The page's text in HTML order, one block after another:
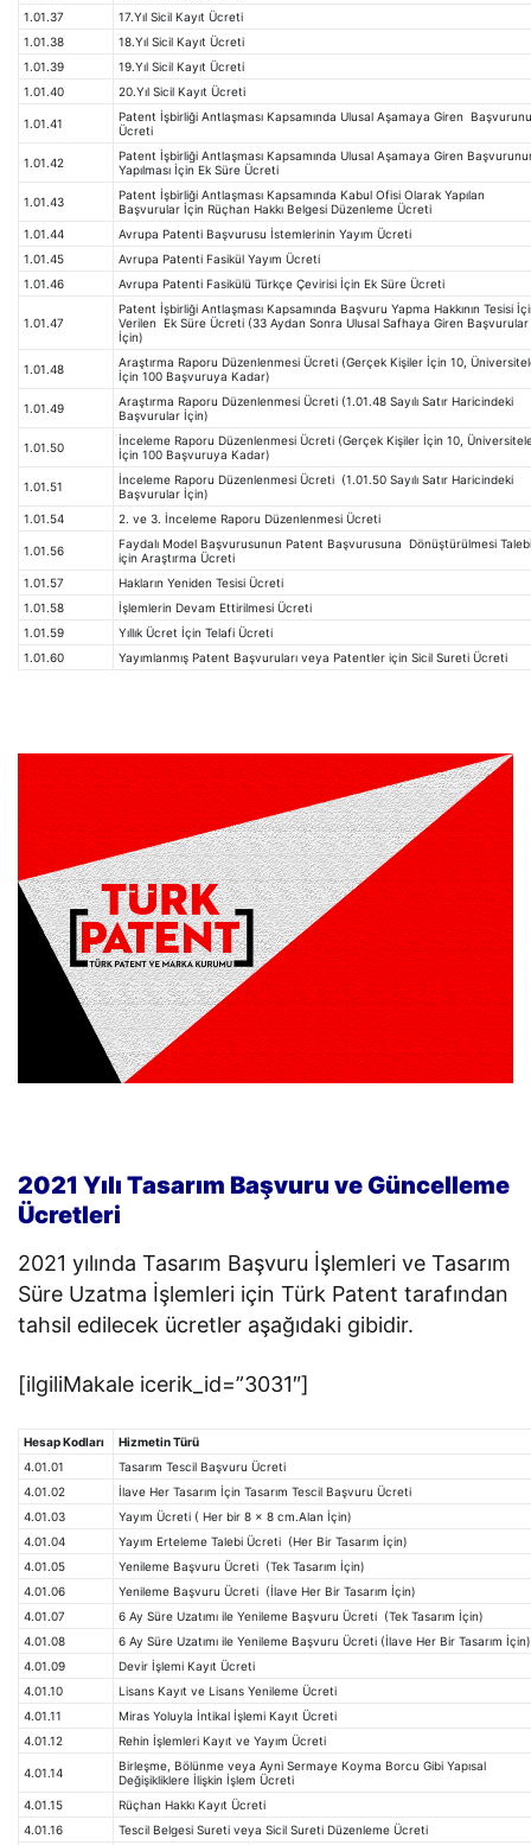
1.01.37
17.Yıl Sicil Kayıt Ücreti
1.01.38
18.Yıl Sicil Kayıt Ücreti
1.01.39
19.Yıl Sicil Kayıt Ücreti
1.01.40
20.Yıl Sicil Kayıt Ücreti
1.01.41
Patent İşbirliği Antlaşması Kapsamında Ulusal Aşamaya Giren
Ücreti
1.01.42
Patent İşbirliği Antlaşması Kapsamında Ulusal Aşamaya Giren
Yapılması İçin Ek Süre Ücreti
1.01.43
Patent İşbirliği Antlaşması Kapsamında Kabul Ofisi Olarak Yapılan
Başvurular İçin Rüçhan Hakkı Belgesi Düzenleme Ücreti
1.01.44
Avrupa Patenti Başvurusu İstemlerinin Yayım Ücreti
1.01.45
Avrupa Patenti Fasikül Yayım Ücreti
1.01.46
Avrupa Patenti Fasikülü Türkçe Çevirisi İçin Ek Süre Ücreti
1.01.47
Patent İşbirliği Antlaşması Kapsamında Başvuru Yapma Hakkının Tesisi
Verilen Ek Süre Ücreti (33 Aydan Sonra Ulusal Safhaya Giren Başvurular
İçin)
1.01.48
Araştırma Raporu Düzenlenmesi Ücreti (Gerçek Kişiler İçin 10,
İçin 100 Başvuruya Kadar)
1.01.49
Araştırma Raporu Düzenlenmesi Ücreti (1.01.48 Sayılı Satır Haricindeki
Başvurular İçin)
1.01.50
İnceleme Raporu Düzenlenmesi Ücreti (Gerçek Kişiler İçin 10,
İçin 100 Başvuruya Kadar)
1.01.51
İnceleme Raporu Düzenlenmesi Ücreti (1.01.50 Sayılı Satır Haricindeki
Başvurular İçin)
1.01.54
2. ve 3. İnceleme Raporu Düzenlenmesi Ücreti
1.01.56
Faydalı Model Başvurusunun Patent Başvurusuna Dönüştürülmesi Talebi
için Araştırma Ücreti
1.01.57
Hakların Yeniden Tesisi Ücreti
1.01.58
İşlemlerin Devam Ettirilmesi Ücreti
1.01.59
Yıllık Ücret İçin Telafi Ücreti
1.01.60
Yayımlanmış Patent Başvuruları veya Patentler için Sicil Sureti Ücreti
2021 Yılı Tasarım Başvuru ve Güncelleme
Ücretleri
2021 yılında Tasarım Başvuru İşlemleri ve Tasarım
Süre Uzatma İşlemleri için Türk Patent tarafından
tahsil edilecek ücretler aşağıdaki gibidir.
[ilgiliMakale icerik_id=”3031″]
Hesap Kodları
Hizmetin Türü
4.01.01
Tasarım Tescil Başvuru Ücreti
4.01.02
İlave Her Tasarım İçin Tasarım Tescil Başvuru Ücreti
4.01.03
Yayım Ücreti ( Her bir 8 x 8 cm.Alan İçin)
4.01.04
Yayım Erteleme Talebi Ücreti (Her Bir Tasarım İçin)
4.01.05
Yenileme Başvuru Ücreti (Tek Tasarım İçin)
4.01.06
Yenileme Başvuru Ücreti (İlave Her Bir Tasarım İçin)
4.01.07
6 Ay Süre Uzatımı ile Yenileme Başvuru Ücreti (Tek Tasarım İçin)
4.01.08
6 Ay Süre Uzatımı ile Yenileme Başvuru Ücreti (İlave Her Bir Tasarım İçin)
4.01.09
Devir İşlemi Kayıt Ücreti
4.01.10
Lisans Kayıt ve Lisans Yenileme Ücreti
4.01.11
Miras Yoluyla İntikal İşlemi Kayıt Ücreti
4.01.12
Rehin İşlemleri Kayıt ve Yayım Ücreti
4.01.14
Birleşme, Bölünme veya Ayni Sermaye Koyma Borcu Gibi Yapısal
Değişikliklere İlişkin İşlem Ücreti
4.01.15
Rüçhan Hakkı Kayıt Ücreti
4.01.16
Tescil Belgesi Sureti veya Sicil Sureti Düzenleme Ücreti